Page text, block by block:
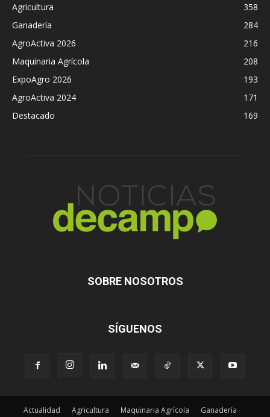
Agricultura
358
Ganadería
284
AgroActiva 2026
216
Maquinaria Agrícola
208
ExpoAgro 2026
193
AgroActiva 2024
171
Destacado
169
SOBRE NOSOTROS
SÍGUENOS
Actualidad Agricultura Maquinaria Agrícola Ganadería